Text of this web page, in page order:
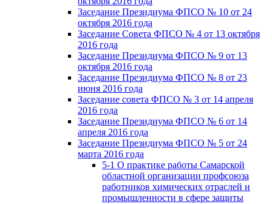
Заседание Президиума ФПСО № 10 от 24
октября 2016 года
Заседание Совета ФПСО № 4 от 13 октября
2016 года
Заседание Президиума ФПСО № 9 от 13
октября 2016 года
Заседание Президиума ФПСО № 8 от 23
июня 2016 года
Заседание совета ФПСО № 3 от 14 апреля
2016 года
Заседание Президиума ФПСО № 6 от 14
апреля 2016 года
Заседание Президиума ФПСО № 5 от 24
марта 2016 года
5-1 О практике работы Самарской
областной организации профсоюза
работников химических отраслей и
промышленности в сфере защиты